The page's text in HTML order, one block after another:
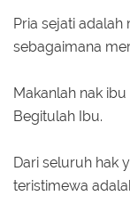
Pria sejati
sebagaimana
Makanlah nak
Begitulah Ibu.
Dari seluruh hak
teristimewa